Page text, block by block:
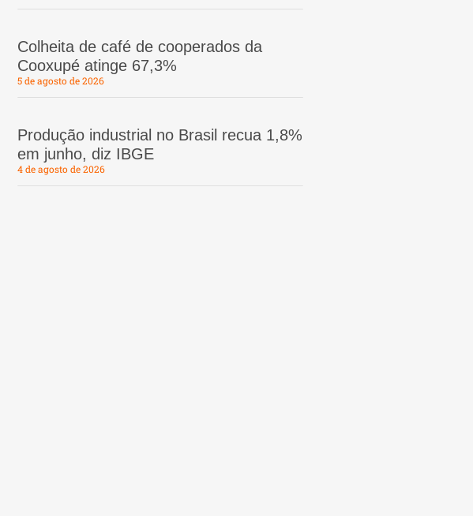
Colheita de café de cooperados da
Cooxupé atinge 67,3%
5 de agosto de 2026
Produção industrial no Brasil recua 1,8%
em junho, diz IBGE
4 de agosto de 2026